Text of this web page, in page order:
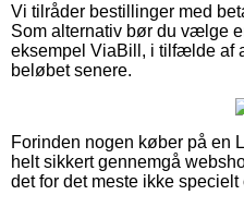
Vi tilråder bestillinger med
Som alternativ bør du vælge
eksempel ViaBill, i tilfælde af
beløbet senere.
Forinden nogen køber på en
helt sikkert gennemgå
det for det meste ikke